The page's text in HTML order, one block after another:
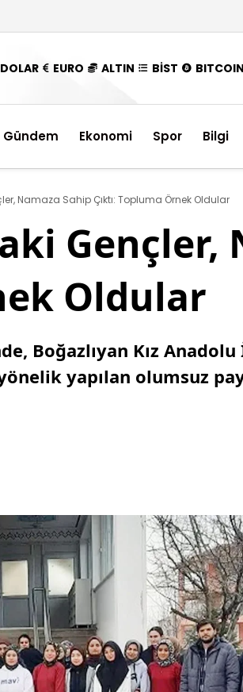
DOLAR EURO ALTIN BİST BITCOIN
Gündem Ekonomi Spor Bilgi
Namaza Sahip Çıktı: Topluma Örnek Oldular
Gençler,
Oldular
Boğazlıyan Kız
yapılan olumsuz